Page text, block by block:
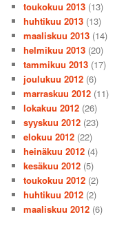
toukokuu 2013 (13)
huhtikuu 2013 (13)
maaliskuu 2013 (14)
helmikuu 2013 (20)
tammikuu 2013 (17)
joulukuu 2012 (6)
marraskuu 2012 (11)
lokakuu 2012 (26)
syyskuu 2012 (23)
elokuu 2012 (22)
heinäkuu 2012 (4)
kesäkuu 2012 (5)
toukokuu 2012 (2)
huhtikuu 2012 (2)
maaliskuu 2012 (6)